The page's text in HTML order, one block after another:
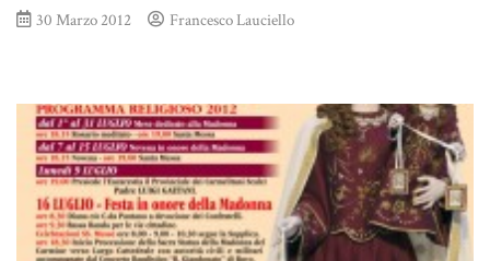
30 Marzo 2012 Francesco Lauciello